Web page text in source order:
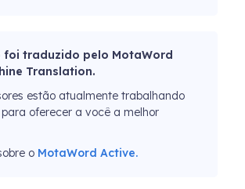
foi traduzido pelo MotaWord
Translation.
estão atualmente trabalhando
oferecer a você a melhor
o MotaWord Active.